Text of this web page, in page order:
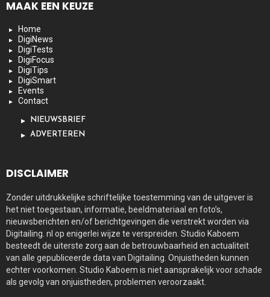
MAAK EEN KEUZE
Home
DigiNews
DigiTests
DigiFocus
DigiTips
DigiSmart
Events
Contact
NIEUWSBRIEF
ADVERTEREN
DISCLAIMER
Zonder uitdrukkelijke schriftelijke toestemming van de uitgever is
het niet toegestaan, informatie, beeldmateriaal en foto’s,
nieuwsberichten en/of berichtgevingen die verstrekt worden via
Digitailing. nl op enigerlei wijze te verspreiden. Studio Kaboem
besteedt de uiterste zorg aan de betrouwbaarheid en actualiteit
van alle gepubliceerde data van Digitailing. Onjuistheden kunnen
echter voorkomen. Studio Kaboem is niet aansprakelijk voor schade
als gevolg van onjuistheden, problemen veroorzaakt.